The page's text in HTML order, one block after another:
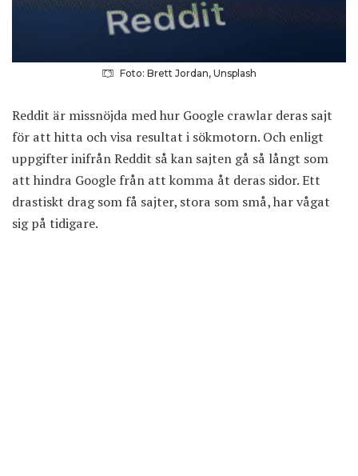
Foto: Brett Jordan, Unsplash
Reddit är missnöjda med hur Google crawlar deras sajt
för att hitta och visa resultat i sökmotorn. Och enligt
uppgifter inifrån Reddit så kan sajten gå så långt som
att hindra Google från att komma åt deras sidor. Ett
drastiskt drag som få sajter, stora som små, har vågat
sig på tidigare.